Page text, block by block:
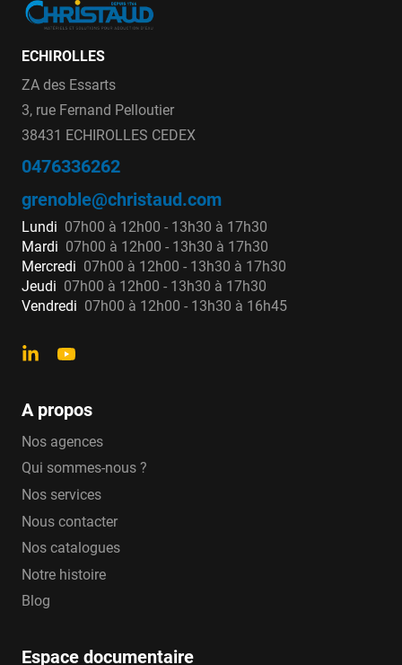
ECHIROLLES
ZA des Essarts
3, rue Fernand Pelloutier
38431 ECHIROLLES CEDEX
0476336262
grenoble@christaud.com
Lundi 07h00 à 12h00 - 13h30 à 17h30
Mardi 07h00 à 12h00 - 13h30 à 17h30
Mercredi 07h00 à 12h00 - 13h30 à 17h30
Jeudi 07h00 à 12h00 - 13h30 à 17h30
Vendredi 07h00 à 12h00 - 13h30 à 16h45
A propos
Nos agences
Qui sommes-nous ?
Nos services
Nous contacter
Nos catalogues
Notre histoire
Blog
Espace documentaire